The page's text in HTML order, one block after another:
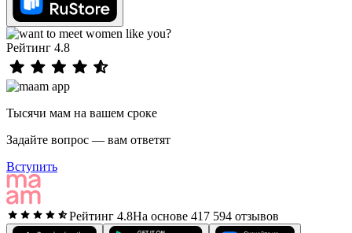
Рейтинг 4.8
Тысячи мам на вашем сроке
Задайте вопрос — вам ответят
Вступить
Рейтинг 4.8На основе 417 594 отзывов